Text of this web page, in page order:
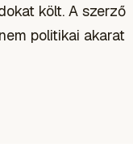
költ. A szerző
politikai akarat